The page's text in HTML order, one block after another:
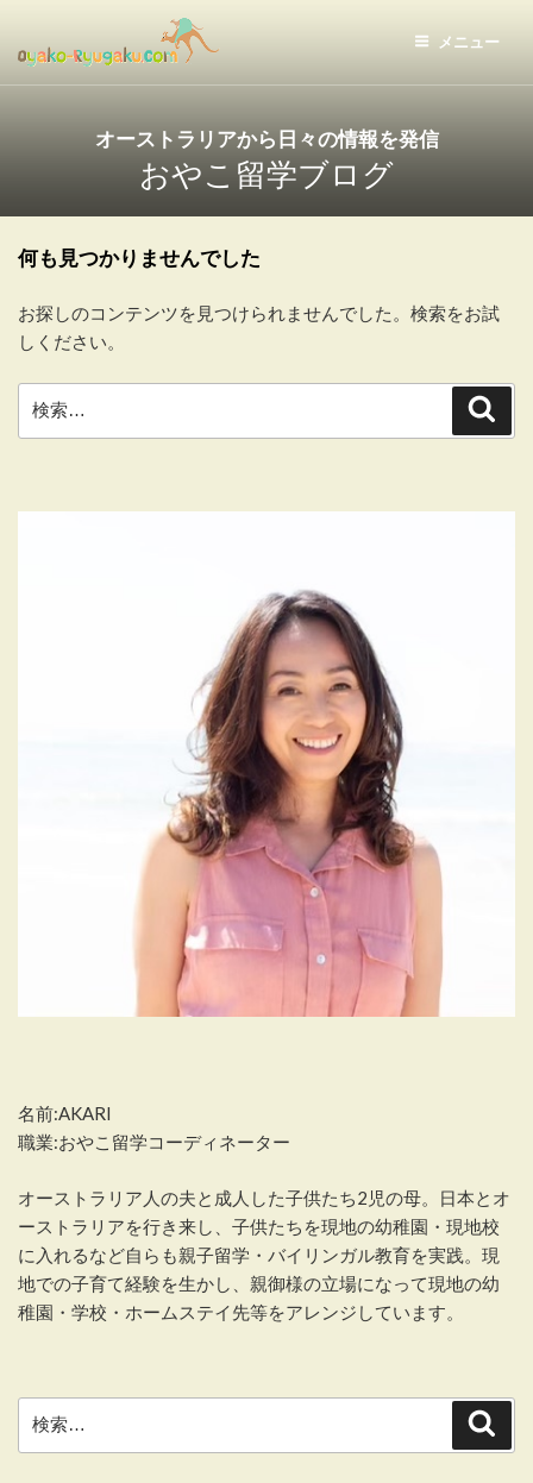
キ
おやこ留学ドットコム
メニュー
オーストラリアから日々の情報を発信
おやこ留学ブログ
何も見つかりませんでした
お探しのコンテンツを見つけられませんでした。検索をお試
しください。
索:
索
名前:AKARI
職業:おやこ留学コーディネーター
オーストラリア人の夫と成人した子供たち2児の母。日本とオ
ーストラリアを行き来し、子供たちを現地の幼稚園・現地校
に入れるなど自らも親子留学・バイリンガル教育を実践。現
地での子育て経験を生かし、親御様の立場になって現地の幼
稚園・学校・ホームステイ先等をアレンジしています。
索:
索